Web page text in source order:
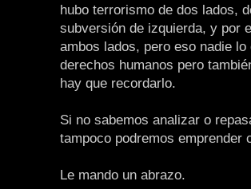
hubo terrorismo de dos lados,
subversión de izquierda, y por
ambos lados, pero eso nadie
derechos humanos pero
hay que recordarlo.
Si no sabemos analizar o
tampoco podremos emprender
Le mando un abrazo.